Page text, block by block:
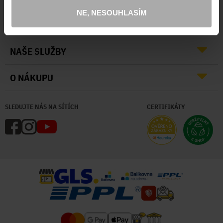
NE, NESOUHLASÍM
SLEDUJTE NÁS NA SÍTÍCH CERTIFIKÁTY
O NÁS
NAŠE SLUŽBY
O NÁKUPU